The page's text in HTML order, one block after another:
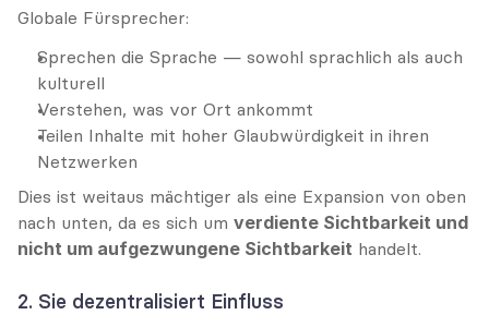
Globale Fürsprecher:
Sprechen die Sprache — sowohl sprachlich als auch
kulturell
Verstehen, was vor Ort ankommt
Teilen Inhalte mit hoher Glaubwürdigkeit in ihren
Netzwerken
Dies ist weitaus mächtiger als eine Expansion von oben
nach unten, da es sich um verdiente Sichtbarkeit und
nicht um aufgezwungene Sichtbarkeit handelt.
2. Sie dezentralisiert Einfluss